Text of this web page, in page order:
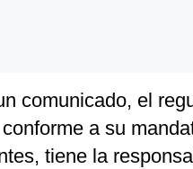
comunicado, el
a su
tiene la